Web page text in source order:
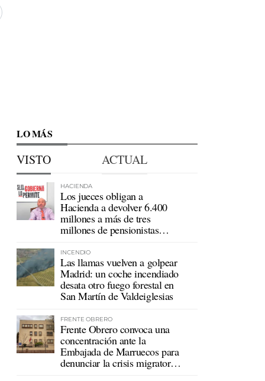
LO MÁS
VISTO ACTUAL
HACIENDA
Los jueces obligan a
Hacienda a devolver 6.400
millones a más de tres
millones de pensionistas
INCENDIO
Las llamas vuelven a golpear
Madrid: un coche incendiado
desata otro fuego forestal en
San Martín de Valdeiglesias
FRENTE OBRERO
Frente Obrero convoca una
concentración ante la
Embajada de Marruecos para
denunciar la crisis migratoria